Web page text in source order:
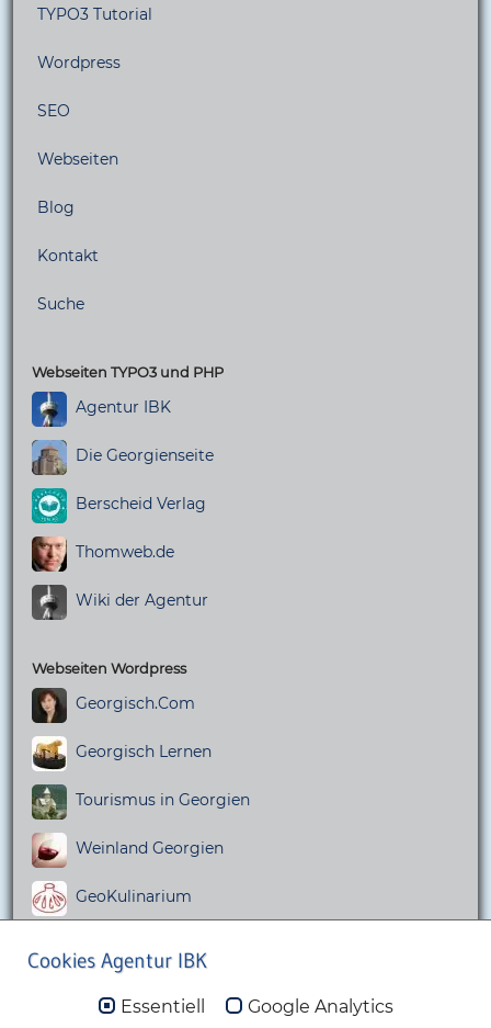
TYPO3 Tutorial
Wordpress
SEO
Webseiten
Blog
Kontakt
Suche
Webseiten TYPO3 und PHP
Agentur IBK
Die Georgienseite
Berscheid Verlag
Thomweb.de
Wiki der Agentur
Webseiten Wordpress
Georgisch.Com
Georgisch Lernen
Tourismus in Georgien
Weinland Georgien
GeoKulinarium
Internetagentur Irma Berscheid-Kimeridze Köln
© 2015 - 2026 Internetagentur Irma Berscheid-Kimeridze
Diese Webseite läuft mit dem Content Management System
Cookies Agentur IBK
Essentiell Google Analytics